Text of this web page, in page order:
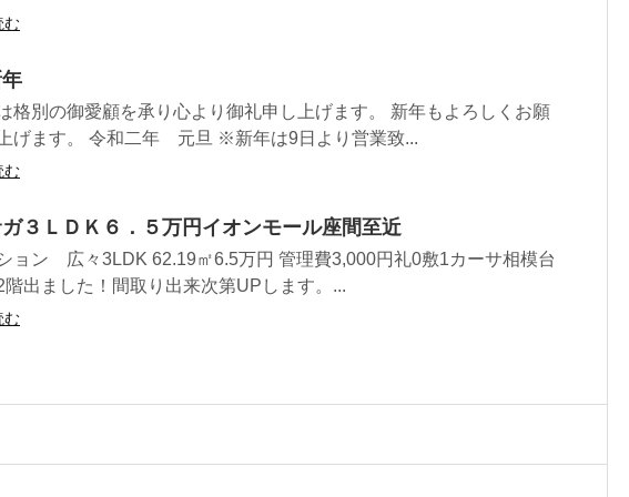
む
格別の御愛顧を承り心より御礼申し上げます。 新年もよろしくお願
げます。 令和二年 元旦 ※新年は9日より営業致...
む
３ＬＤＫ６．５万円イオンモール座間至近
ョン 広々3LDK 62.19㎡6.5万円 管理費3,000円礼0敷1カーサ相模台
階出ました！間取り出来次第UPします。...
む